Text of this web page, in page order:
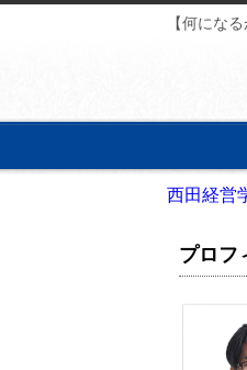
【何にな
西田経営
プロフ